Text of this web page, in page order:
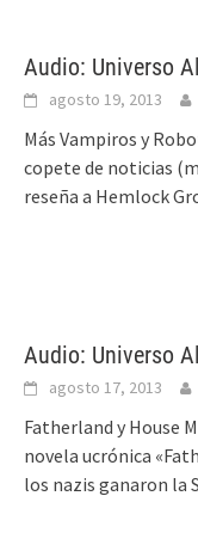
Audio: Universo
agosto 19, 2013
Más Vampiros y
copete de noticias
reseña a Hemlock
Audio: Universo
agosto 17, 2013
Fatherland y House
novela ucrónica
los nazis ganaron la